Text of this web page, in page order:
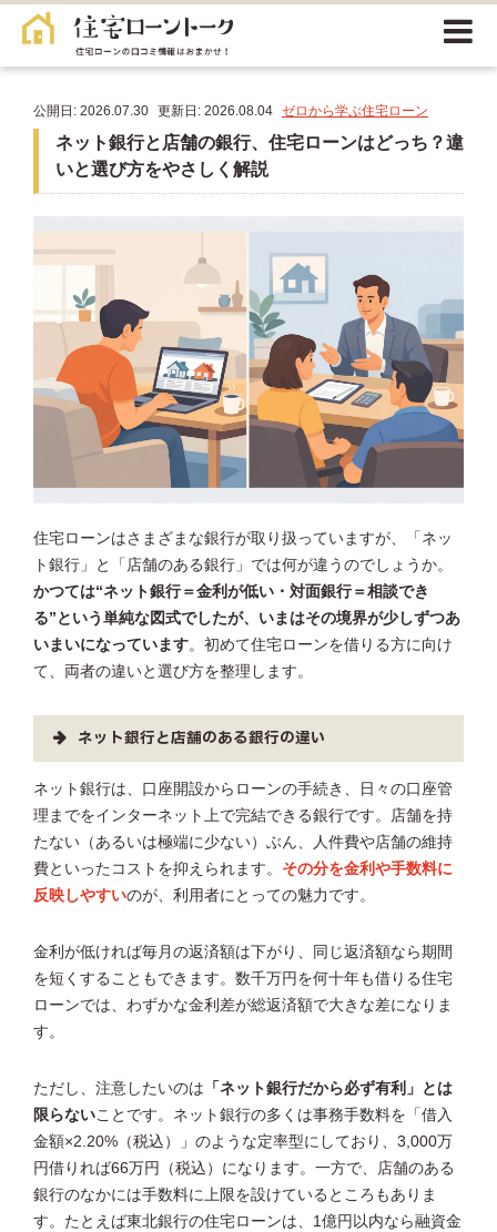
公開日: 2026.07.30 更新日: 2026.08.04 ゼロから学ぶ住宅ローン
ネット銀行と店舗の銀行、住宅ローンはどっち？違
いと選び方をやさしく解説
住宅ローンはさまざまな銀行が取り扱っていますが、「ネッ
ト銀行」と「店舗のある銀行」では何が違うのでしょうか。
かつては“ネット銀行＝金利が低い・対面銀行＝相談でき
る”という単純な図式でしたが、いまはその境界が少しずつあ
いまいになっています。初めて住宅ローンを借りる方に向け
て、両者の違いと選び方を整理します。
ネット銀行と店舗のある銀行の違い
ネット銀行は、口座開設からローンの手続き、日々の口座管
理までをインターネット上で完結できる銀行です。店舗を持
たない（あるいは極端に少ない）ぶん、人件費や店舗の維持
費といったコストを抑えられます。 その分を金利や手数料に
反映しやすいのが、利用者にとっての魅力です。
金利が低ければ毎月の返済額は下がり、同じ返済額なら期間
を短くすることもできます。数千万円を何十年も借りる住宅
ローンでは、わずかな金利差が総返済額で大きな差になりま
す。
ただし、注意したいのは 「ネット銀行だから必ず有利」とは
限らないことです。ネット銀行の多くは事務手数料を「借入
金額×2.20%（税込）」のような定率型にしており、3,000万
円借りれば66万円（税込）になります。一方で、店舗のある
銀行のなかには手数料に上限を設けているところもありま
す。たとえば東北銀行の住宅ローンは、1億円以内なら融資金